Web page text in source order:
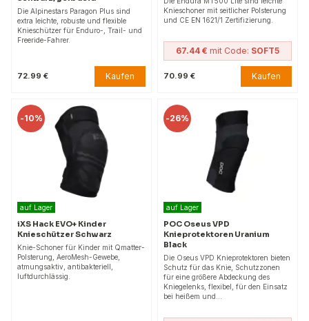
Die Alpinestars Paragon Plus sind
extra leichte, robuste und flexible
Knieschützer für Enduro-, Trail- und
Freeride-Fahrer.
72.99 € Kaufen
Knieschoner mit seitlicher Polsterung
und CE EN 1621/1 Zertifizierung.
67.44 € mit Code: SOFT5
70.99 € Kaufen
-10%
auf Lager
iXS Hack EVO+ Kinder
Knieschützer Schwarz
Knie-Schoner für Kinder mit Qmatter-
Polsterung, AeroMesh-Gewebe,
atmungsaktiv, antibakteriell,
luftdurchlässig.
-26%
auf Lager
POC Oseus VPD
Knieprotektoren Uranium
Black
Die Oseus VPD Knieprotektoren bieten
Schutz für das Knie, Schutzzonen
für eine größere Abdeckung des
Kniegelenks, flexibel, für den Einsatz
bei heißem und…